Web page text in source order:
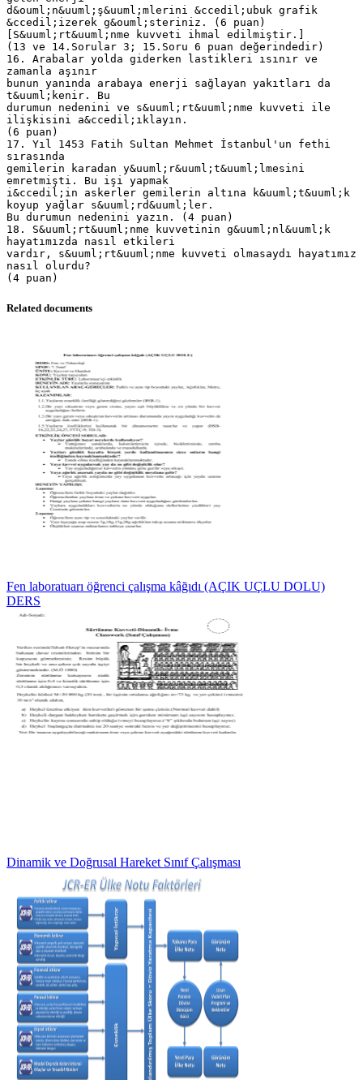
d&ouml;n&uuml;ş&uuml;mlerini &ccedil;ubuk grafik
&ccedil;izerek g&ouml;steriniz. (6 puan)
[S&uuml;rt&uuml;nme kuvveti ihmal edilmiştir.]
(13 ve 14.Sorular 3; 15.Soru 6 puan değerindedir)
16. Arabalar yolda giderken lastikleri ısınır ve
zamanla aşınır
bunun yanında arabaya enerji sağlayan yakıtları da
t&uuml;kenir. Bu
durumun nedenini ve s&uuml;rt&uuml;nme kuvveti ile
ilişkisini a&ccedil;ıklayın.
(6 puan)
17. Yıl 1453 Fatih Sultan Mehmet İstanbul'un fethi
sırasında
gemilerin karadan y&uuml;r&uuml;t&uuml;lmesini
emretmişti. Bu işi yapmak
i&ccedil;in askerler gemilerin altına k&uuml;t&uuml;k
koyup yağlar s&uuml;rd&uuml;ler.
Bu durumun nedenini yazın. (4 puan)
18. S&uuml;rt&uuml;nme kuvvetinin g&uuml;nl&uuml;k
hayatımızda nasıl etkileri
vardır, s&uuml;rt&uuml;nme kuvveti olmasaydı hayatımız
nasıl olurdu?
Related documents
Fen laboratuarı öğrenci çalışma kâğıdı (AÇIK UÇLU DOLU)
DERS
Dinamik ve Doğrusal Hareket Sınıf Çalışması